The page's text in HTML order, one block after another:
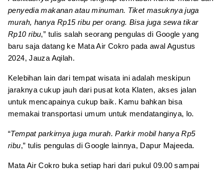
penyedia makanan atau minuman. Tiket masuknya juga
murah, hanya Rp15 ribu per orang. Bisa juga sewa tikar
Rp10 ribu,” tulis salah seorang pengulas di Google yang
baru saja datang ke Mata Air Cokro pada awal Agustus
2024, Jauza Aqilah.
Kelebihan lain dari tempat wisata ini adalah meskipun
jaraknya cukup jauh dari pusat kota Klaten, akses jalan
untuk mencapainya cukup baik. Kamu bahkan bisa
memakai transportasi umum untuk mendatanginya, lo.
“Tempat parkirnya juga murah. Parkir mobil hanya Rp5
ribu,” tulis pengulas di Google lainnya, Dapur Majeeda.
Mata Air Cokro buka setiap hari dari pukul 09.00 sampai